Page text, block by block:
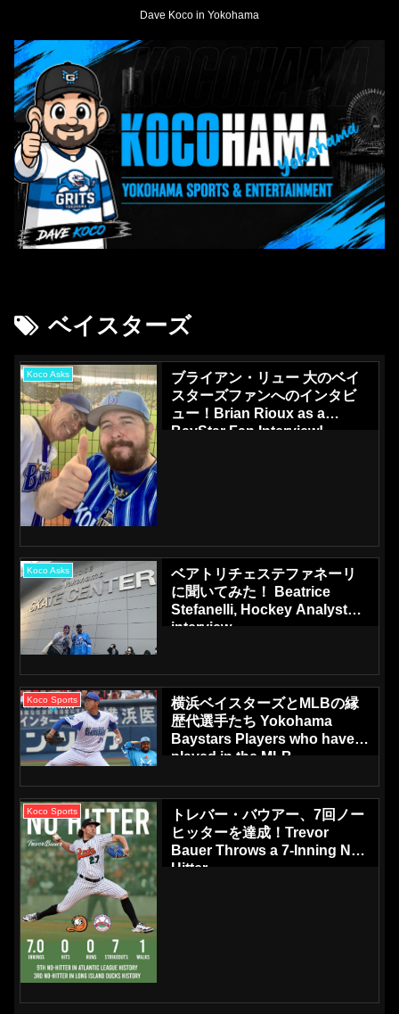
Dave Koco in Yokohama
ベイスターズ
Koco Asks
ブライアン・リュー 大のベイ
スターズファンへのインタビ
ュー！Brian Rioux as a
BayStar Fan Interview!
Koco Asks
ベアトリチェステファネーリ
に聞いてみた！ Beatrice
Stefanelli, Hockey Analyst
interview
Koco Sports
横浜ベイスターズとMLBの縁
歴代選手たち Yokohama
Baystars Players who have
played in the MLB
Koco Sports
トレバー・バウアー、7回ノー
ヒッターを達成！Trevor
Bauer Throws a 7-Inning No-
Hitter